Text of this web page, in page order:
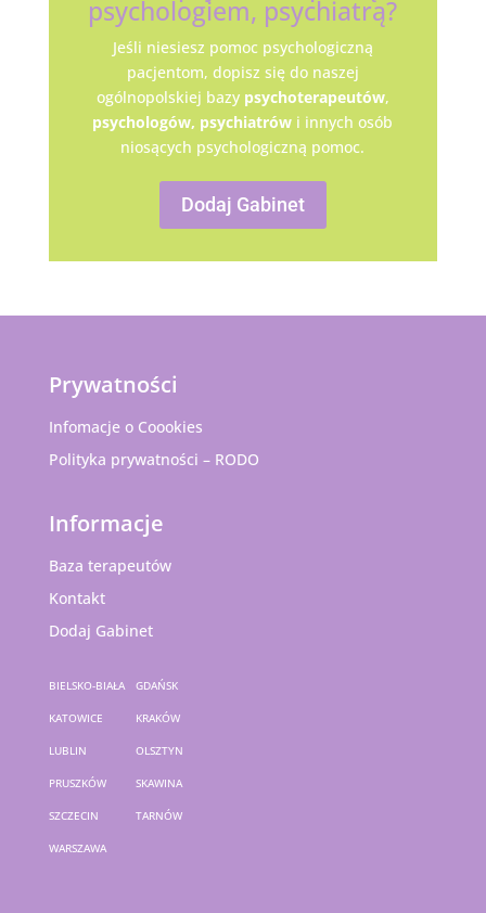
psychologiem, psychiatrą?
Jeśli niesiesz pomoc psychologiczną
pacjentom, dopisz się do naszej
ogólnopolskiej bazy psychoterapeutów,
psychologów, psychiatrów i innych osób
niosących psychologiczną pomoc.
Dodaj Gabinet
Prywatności
Infomacje o Coookies
Polityka prywatności – RODO
Informacje
Baza terapeutów
Kontakt
Dodaj Gabinet
BIELSKO-BIAŁA GDAŃSK
KATOWICE KRAKÓW
LUBLIN OLSZTYN
PRUSZKÓW SKAWINA
SZCZECIN TARNÓW
WARSZAWA